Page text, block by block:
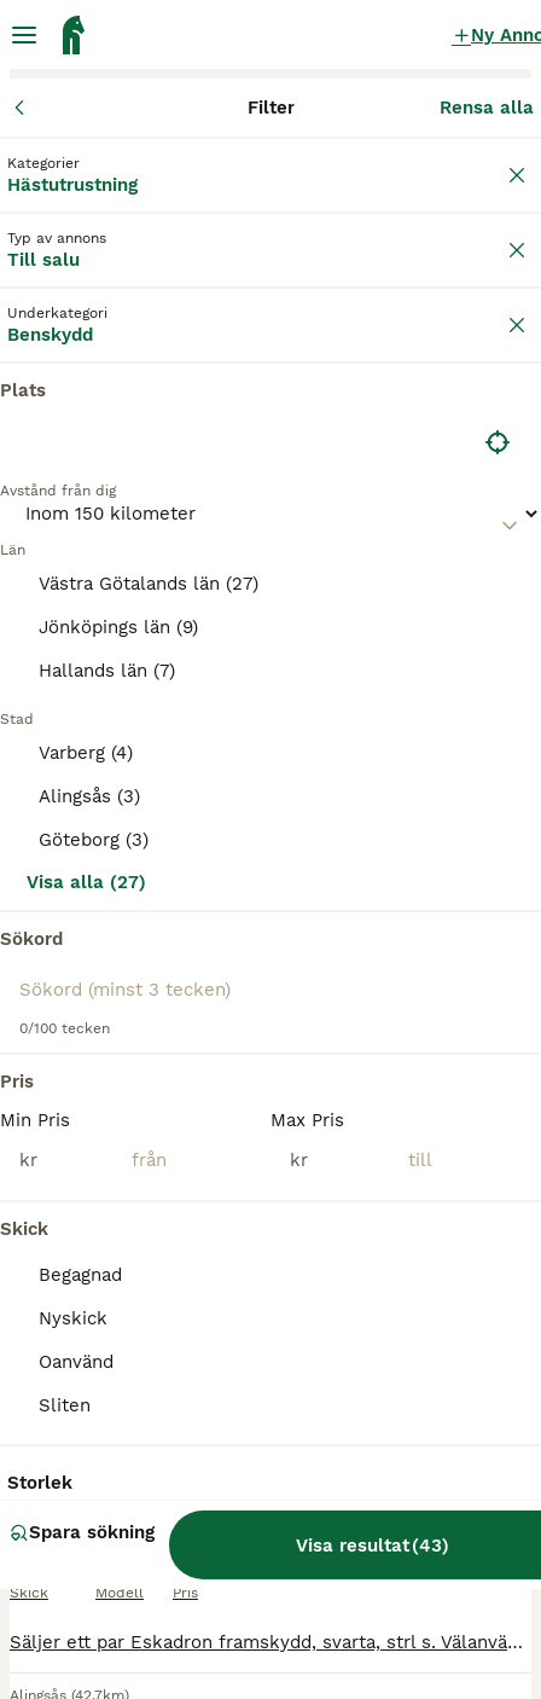
Ny
Filter Rensa alla
Kategorier
Hästutrustning
Typ av annons
Till salu
Underkategori
Benskydd
Plats
Avstånd från dig
Län
Västra Götalands län (27)
Jönköpings län (9)
Hallands län (7)
Stad
Varberg (4)
Alingsås (3)
Göteborg (3)
Visa alla (27)
Sökord
0/100 tecken
Pris
Min Pris
kr
Max Pris
kr
Skick
Begagnad
Nyskick
Oanvänd
Sliten
Storlek
Spara sökning
Visa resultat(43)
Benskydd till salu
Spara sökning
KENTUCKY SENSKYDD VELCRO BRUN stl M
Begagnad
Skick
KENTUCKY SENSKYDD VELCRO BRUN
Modell
Göteborg (1.3km)
Veredus carbon gel velcro
Benskydd
Begagnad
Skick
Carbon gel Velcro
Modell
Eskadron flexisoft
Benskydd
Skick Modell
100 kr
Pris
Säljer ett par Eskadron framskydd, svarta, strl s. Välanvändna så finns slitage men är fortfarande i gott skick.
Alingsås (42.7km)